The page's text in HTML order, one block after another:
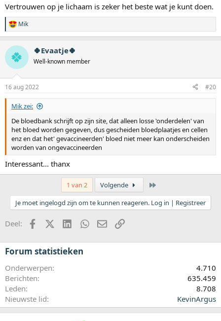
ons zijn weggelegd, God van alle leven bepaald. Maar goed terug
op de rhesus c, ik heb niet laten prikken meer, en uiteindelijk is er
een heel gezond kindje ter wereld gekomen vorige week
jongen
Vertrouwen op je lichaam is zeker het beste wat je kunt doen.
W
a
r
d
e
n
g
Mik
🍀 🍀Evaatje🍀
Well-known member
16 aug 2022 #20
Mik zei:
De bloedbank schrijft op zijn site, dat alleen losse 'onderdelen' van
het bloed worden gegeven, dus gescheiden bloedplaatjes en cellen
enz en dat het' gevaccineerden' bloed niet meer kan onderscheiden
worden van ongevaccineerden
Interessant... thanx
1 van 2 Volgende
Je moet ingelogd zijn om te kunnen reageren. Log in | Registreer
Deel: FacebookX (Twitter)LinkedInWhatsApp
E-mailkoppeling
Forum statistieken
Onderwerpen
4.710
Berichten
635.459
Leden
8.708
Nieuwste lid
KevinArgus